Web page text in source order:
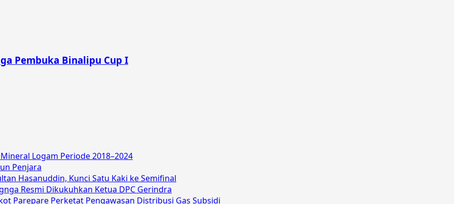
Pembuka Binalipu Cup I
Logam Periode 2018–2024
Penjara
Hasanuddin, Kunci Satu Kaki ke Semifinal
Resmi Dikukuhkan Ketua DPC Gerindra
Parepare Perketat Pengawasan Distribusi Gas Subsidi